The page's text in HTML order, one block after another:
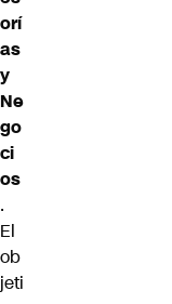
orí
as
y
Ne
go
ci
os
.
El
ob
jeti